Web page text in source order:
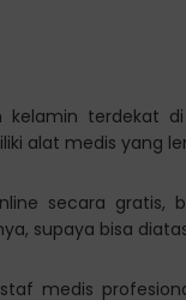
kelamin terdekat
alat medis yang
secara gratis,
supaya bisa
medis